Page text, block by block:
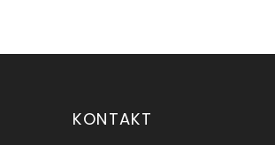
KONTAKT